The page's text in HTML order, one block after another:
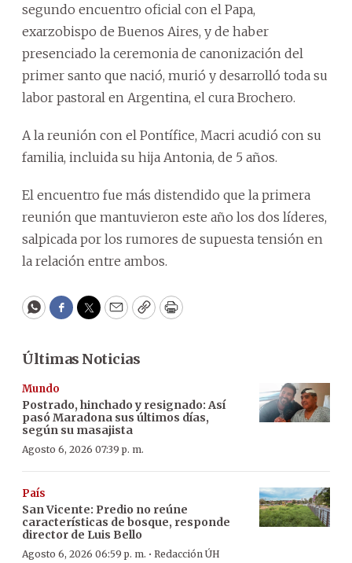
segundo encuentro oficial con el Papa,
exarzobispo de Buenos Aires, y de haber
presenciado la ceremonia de canonización del
primer santo que nació, murió y desarrolló toda su
labor pastoral en Argentina, el cura Brochero.
A la reunión con el Pontífice, Macri acudió con su
familia, incluida su hija Antonia, de 5 años.
El encuentro fue más distendido que la primera
reunión que mantuvieron este año los dos líderes,
salpicada por los rumores de supuesta tensión en
la relación entre ambos.
WhatsApp
Facebook
Twitter
EmailCopyPrint
Últimas Noticias
Mundo
Postrado, hinchado y resignado: Así
pasó Maradona sus últimos días,
según su masajista
Agosto 6, 2026 07:39 p. m.
País
San Vicente: Predio no reúne
características de bosque, responde
director de Luis Bello
Agosto 6, 2026 06:59 p. m. · Redacción ÚH